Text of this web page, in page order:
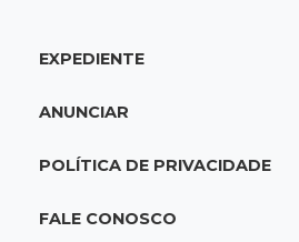
18:33Em 2022
adolescente atropelada no
18:15 Nubank Parque
EXPEDIENTE
ANUNCIAR
POLÍTICA DE PRIVACIDADE
FALE CONOSCO